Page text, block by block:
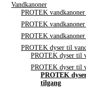
Vandkanoner
PROTEK
PROTEK
PROTEK
PROTEK dyser til
PROTEK dyser til
PROTEK dyser til
PROTEK
tilgang